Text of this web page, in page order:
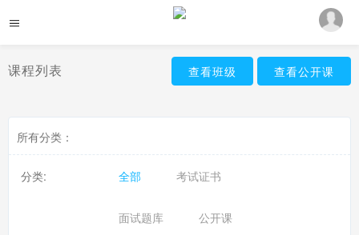
课程列表 查看班级 查看公开课
所有分类：
分类: 全部 考试证书
面试题库 公开课